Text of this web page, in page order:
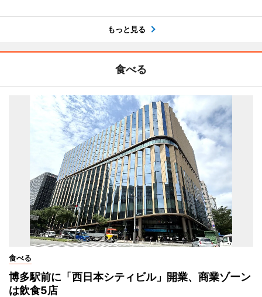
もっと見る
食べる
食べる
博多駅前に「西日本シティビル」開業、商業ゾーン
は飲食5店